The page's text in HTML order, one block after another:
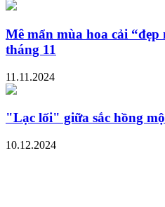
Mê mẩn mùa hoa cải
tháng 11
11.11.2024
"Lạc lối" giữa sắc hồng
10.12.2024